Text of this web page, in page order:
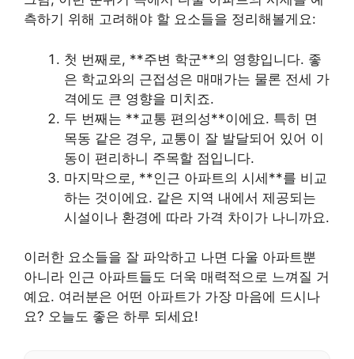
측하기 위해 고려해야 할 요소들을 정리해볼게요:
첫 번째로, **주변 학군**의 영향입니다. 좋
은 학교와의 근접성은 매매가는 물론 전세 가
격에도 큰 영향을 미치죠.
두 번째는 **교통 편의성**이에요. 특히 면
목동 같은 경우, 교통이 잘 발달되어 있어 이
동이 편리하니 주목할 점입니다.
마지막으로, **인근 아파트의 시세**를 비교
하는 것이에요. 같은 지역 내에서 제공되는
시설이나 환경에 따라 가격 차이가 나니까요.
이러한 요소들을 잘 파악하고 나면 다울 아파트뿐
아니라 인근 아파트들도 더욱 매력적으로 느껴질 거
예요. 여러분은 어떤 아파트가 가장 마음에 드시나
요? 오늘도 좋은 하루 되세요!